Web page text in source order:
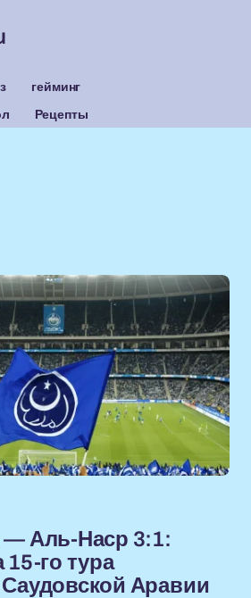
гейминг
Рецепты
Аль-Наср 3:1:
го тура
Аравии